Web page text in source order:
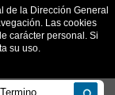
de la Dirección General
Las cookies
carácter personal. Si
su uso.